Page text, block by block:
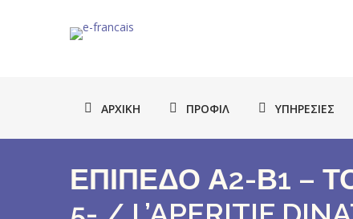
ΑΡΧΙΚΉ ΠΡΟΦΊΛ ΥΠΗΡΕΣΊΕΣ
ΕΠΙΠΕΔΟ Α2-Β1 –